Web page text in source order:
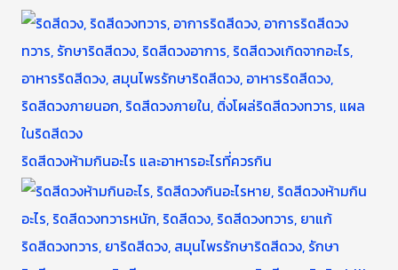
ริดสีดวงห้ามกินอะไร และอาหารอะไรที่ควรกิน